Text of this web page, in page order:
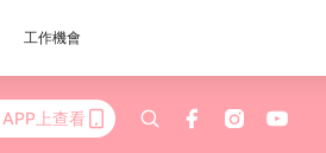
工作機會
上查看